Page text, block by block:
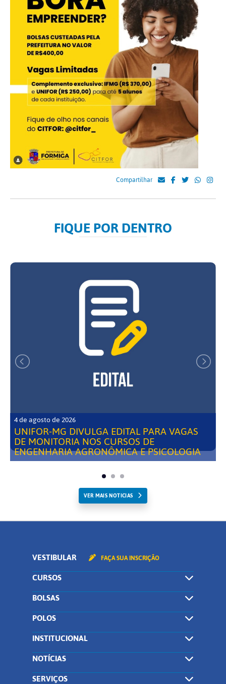
Compartilhar
FIQUE POR DENTRO
4 de agosto de 2026
UNIFOR-MG DIVULGA EDITAL PARA VAGAS
DE MONITORIA NOS CURSOS DE
ENGENHARIA AGRONÔMICA E PSICOLOGIA
VER MAIS NOTICIAS
VESTIBULAR FAÇA SUA INSCRIÇÃO
CURSOS
BOLSAS
POLOS
INSTITUCIONAL
NOTÍCIAS
SERVIÇOS